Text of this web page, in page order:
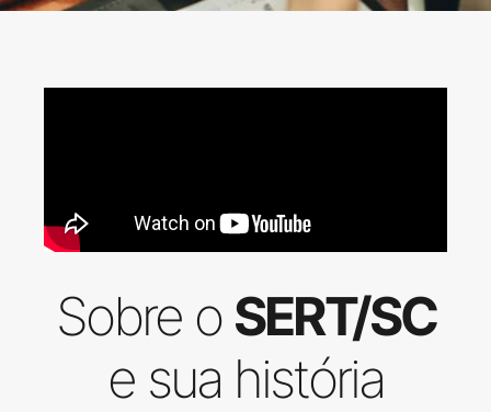
Sobre o SERT/SC
e sua história